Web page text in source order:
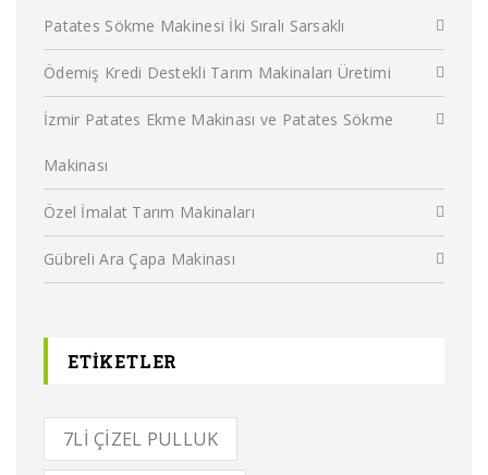
Patates Sökme Makinesi İki Sıralı Sarsaklı
Ödemiş Kredi Destekli Tarım Makinaları Üretimi
İzmir Patates Ekme Makinası ve Patates Sökme
Makinası
Özel İmalat Tarım Makinaları
Gübreli Ara Çapa Makinası
ETIKETLER
7LI ÇIZEL PULLUK